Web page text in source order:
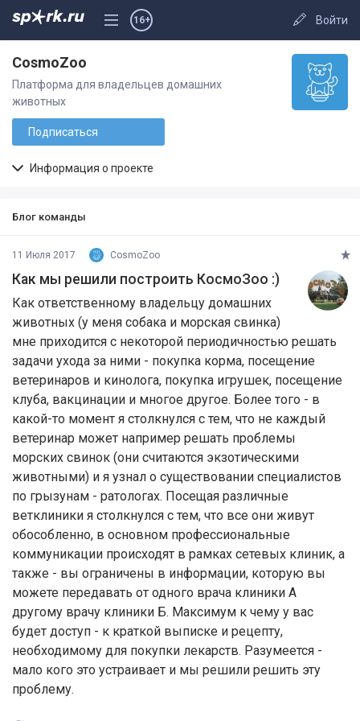
Войти
16+
CosmoZoo
Платформа для владельцев домашних
животных
Подписаться
Информация о проекте
Блог команды
11 Июля 2017 CosmoZoo
Как мы решили построить КосмоЗоо :)
​Как ответственному владельцу домашних
животных (у меня собака и морская свинка)
мне приходится с некоторой периодичностью решать
задачи ухода за ними - покупка корма, посещение
ветеринаров и кинолога, покупка игрушек, посещение
клуба, вакцинации и многое другое. Более того - в
какой-то момент я столкнулся с тем, что не каждый
ветеринар может например решать проблемы
морских свинок (они считаются экзотическими
животными) и я узнал о существовании специалистов
по грызунам - ратологах. Посещая различные
ветклиники я столкнулся с тем, что все они живут
обособленно, в основном профессиональные
коммуникации происходят в рамках сетевых клиник, а
также - вы ограничены в информации, которую вы
можете передавать от одного врача клиники А
другому врачу клиники Б. Максимум к чему у вас
будет доступ - к краткой выписке и рецепту,
необходимому для покупки лекарств. Разумеется -
мало кого это устраивает и мы решили решить эту
проблему.